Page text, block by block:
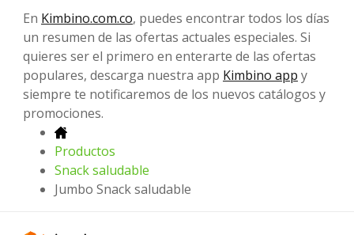
En Kimbino.com.co, puedes encontrar todos los días
un resumen de las ofertas actuales especiales. Si
quieres ser el primero en enterarte de las ofertas
populares, descarga nuestra app Kimbino app y
siempre te notificaremos de los nuevos catálogos y
promociones.
Productos
Snack saludable
Jumbo Snack saludable